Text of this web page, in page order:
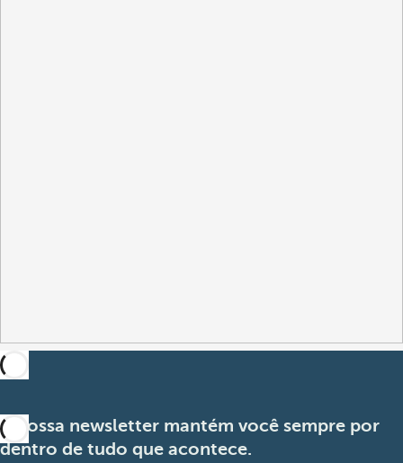
A nossa newsletter mantém você sempre por
dentro de tudo que acontece.